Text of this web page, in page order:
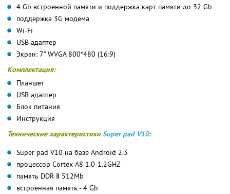
4 Gb встроенной памяти и поддержка карт памяти до 32 Gb
поддержка 3G модема
Wi-Fi
USB адаптер
Экран: 7" WVGA 800*480 (16:9)
Комплектация:
Планшет
USB адаптер
Блок питания
Инструкция
Технические характеристикиSuper pad V10:
Super pad V10 на базе Android 2.3
процессор Cortex A8 1.0-1.2GHZ
память DDR Ⅱ 512Mb
встроенная память - 4 Gb